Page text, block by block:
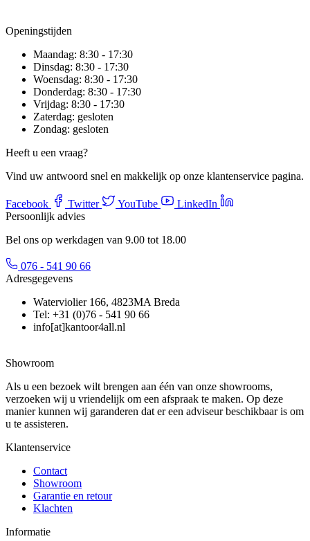
Openingstijden
Maandag: 8:30 - 17:30
Dinsdag: 8:30 - 17:30
Woensdag: 8:30 - 17:30
Donderdag: 8:30 - 17:30
Vrijdag: 8:30 - 17:30
Zaterdag: gesloten
Zondag: gesloten
Heeft u een vraag?
Vind uw antwoord snel en makkelijk op onze klantenservice pagina.
Facebook Twitter YouTube
LinkedIn
Persoonlijk advies
Bel ons op werkdagen van 9.00 tot 18.00
076 - 541 90 66
Adresgegevens
Waterviolier 166, 4823MA Breda
Tel: +31 (0)76 - 541 90 66
info[at]kantoor4all.nl
Showroom
Als u een bezoek wilt brengen aan één van onze showrooms,
verzoeken wij u vriendelijk om een afspraak te maken. Op deze
manier kunnen wij garanderen dat er een adviseur beschikbaar is om
u te assisteren.
Klantenservice
Contact
Showroom
Garantie en retour
Klachten
Informatie